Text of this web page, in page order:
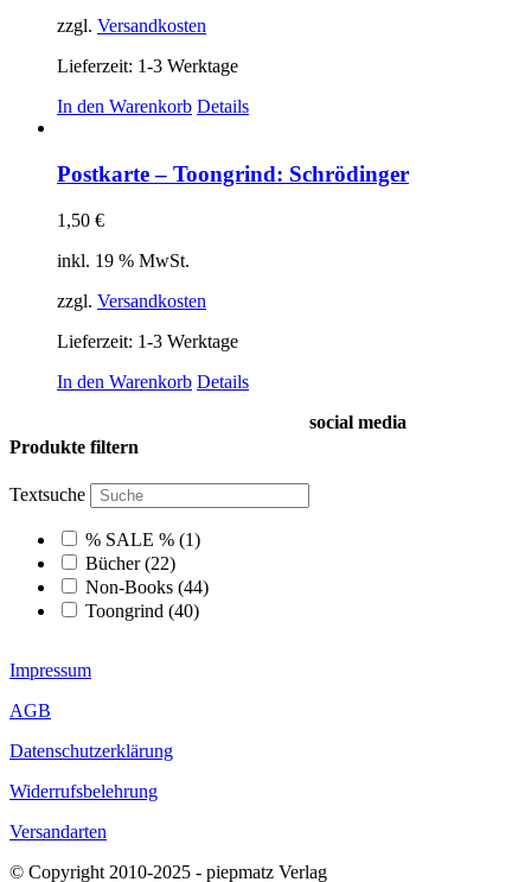
zzgl. Versandkosten
Lieferzeit: 1-3 Werktage
In den Warenkorb Details
Postkarte – Toongrind: Schrödinger
1,50 €
inkl. 19 % MwSt.
zzgl. Versandkosten
Lieferzeit: 1-3 Werktage
In den Warenkorb Details
Produkte filtern
Textsuche
% SALE % (1)
Bücher(22)
Non-Books (44)
Toongrind (40)
social media
Impressum
AGB
Datenschutzerklärung
Widerrufsbelehrung
Versandarten
© Copyright 2010-2025 - piepmatz Verlag